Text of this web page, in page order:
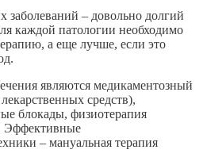
заболеваний – довольно долгий
каждой патологии необходимо
а еще лучше, если это
являются медикаментозный
средств),
блокады, физиотерапия
Эффективные
– мануальная терапия